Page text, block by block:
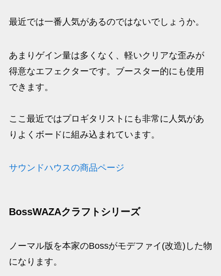
最近では一番人気があるのではないでしょうか。
あまりゲイン量は多くなく、軽いクリアな歪みが
得意なエフェクターです。ブースター的にも使用
できます。
ここ最近ではプロギタリストにも非常に人気があ
りよくボードに組み込まれています。
サウンドハウスの商品ページ
BossWAZAクラフトシリーズ
ノーマル版を本家のBossがモデファイ(改造)した物
になります。